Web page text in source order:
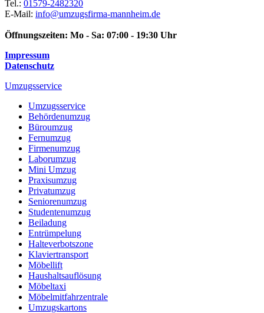
Tel.: 01579-2482320
E-Mail: info@umzugsfirma-mannheim.de
Öffnungszeiten: Mo - Sa: 07:00 - 19:30 Uhr
Impressum
Datenschutz
Umzugsservice
Umzugsservice
Behördenumzug
Büroumzug
Fernumzug
Firmenumzug
Laborumzug
Mini Umzug
Praxisumzug
Privatumzug
Seniorenumzug
Studentenumzug
Beiladung
Entrümpelung
Halteverbotszone
Klaviertransport
Möbellift
Haushaltsauflösung
Möbeltaxi
Möbelmitfahrzentrale
Umzugskartons